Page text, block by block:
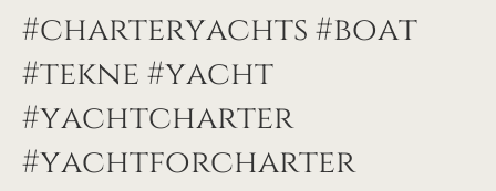
#charteryachts #boat
#tekne #yacht
#yachtcharter
#yachtforcharter